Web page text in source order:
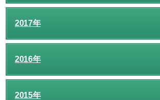
2017年
2016年
2015年